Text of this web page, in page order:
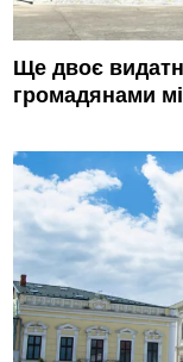
Ще двоє
громадянами